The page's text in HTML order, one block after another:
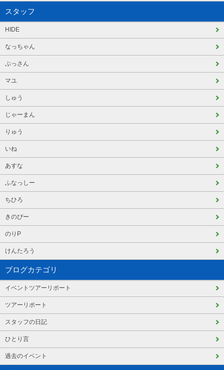
スタッフ
HIDE
なっちゃん
ぶっさん
マユ
しゅう
じゃーまん
りゅう
いね
あすな
ふなっしー
ちひろ
きのぴー
のりP
けんたろう
ブログカテゴリ
イベントツアーリポート
ツアーリポート
スタッフの日記
ひとり言
過去のイベント